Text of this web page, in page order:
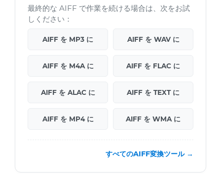
最終的な AIFF で作業を続ける場合は、次をお試
しください：
AIFF を MP3 に AIFF を WAV に
AIFF を M4A に AIFF を FLAC に
AIFF を ALAC に AIFF を TEXT に
AIFF を MP4 に AIFF を WMA に
すべてのAIFF変換ツール →